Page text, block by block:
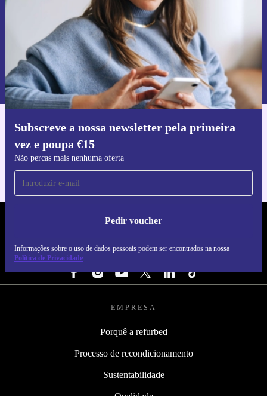
Subscreve a nossa newsletter pela primeira
vez e poupa €15
Não percas mais nenhuma oferta
Pedir voucher
Informações sobre o uso de dados pessoais podem ser encontrados na nossa
Política de Privacidade
Pedir voucher
Informações sobre o uso de dados pessoais podem ser encontrados na
nossa
Política de Privacidade.
Faz o download da app refurbed
Para iOS e Android
REFURBED PORTUGAL - RETHINK NEW.
SEGUE-NOS
EMPRESA
Porquê a refurbed
Processo de recondicionamento
Sustentabilidade